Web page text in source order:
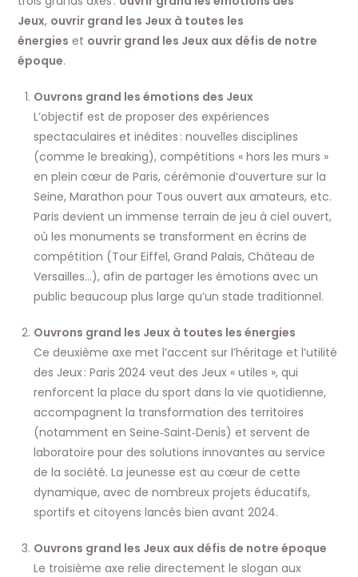
Jeux, ouvrir grand les Jeux à toutes les
énergies et ouvrir grand les Jeux aux défis de notre
époque.
Ouvrons grand les émotions des Jeux
L’objectif est de proposer des expériences
spectaculaires et inédites : nouvelles disciplines
(comme le breaking), compétitions « hors les murs »
en plein cœur de Paris, cérémonie d’ouverture sur la
Seine, Marathon pour Tous ouvert aux amateurs, etc.
Paris devient un immense terrain de jeu à ciel ouvert,
où les monuments se transforment en écrins de
compétition (Tour Eiffel, Grand Palais, Château de
Versailles…), afin de partager les émotions avec un
public beaucoup plus large qu’un stade traditionnel.
Ouvrons grand les Jeux à toutes les énergies
Ce deuxième axe met l’accent sur l’héritage et l’utilité
des Jeux : Paris 2024 veut des Jeux « utiles », qui
renforcent la place du sport dans la vie quotidienne,
accompagnent la transformation des territoires
(notamment en Seine‑Saint‑Denis) et servent de
laboratoire pour des solutions innovantes au service
de la société. La jeunesse est au cœur de cette
dynamique, avec de nombreux projets éducatifs,
sportifs et citoyens lancés bien avant 2024.
Ouvrons grand les Jeux aux défis de notre époque
Le troisième axe relie directement le slogan aux